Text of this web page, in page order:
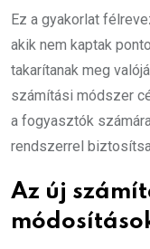
Ez a gyakorlat
akik nem kaptak
takarítanak meg
számítási módszer
a fogyasztók
rendszerrel
Az új